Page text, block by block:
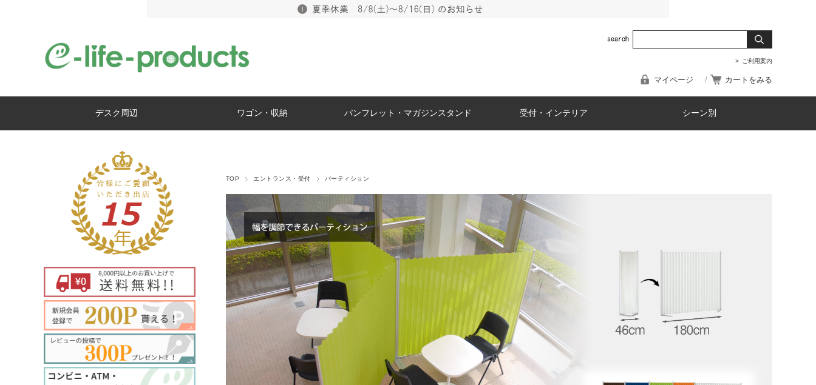
ご利用案内
マイページ カートをみる
デスク周辺 ワゴン・収納 パンフレット・マガジンスタンド 受付・インテリア シーン別
TOP エントランス・受付 パーティション